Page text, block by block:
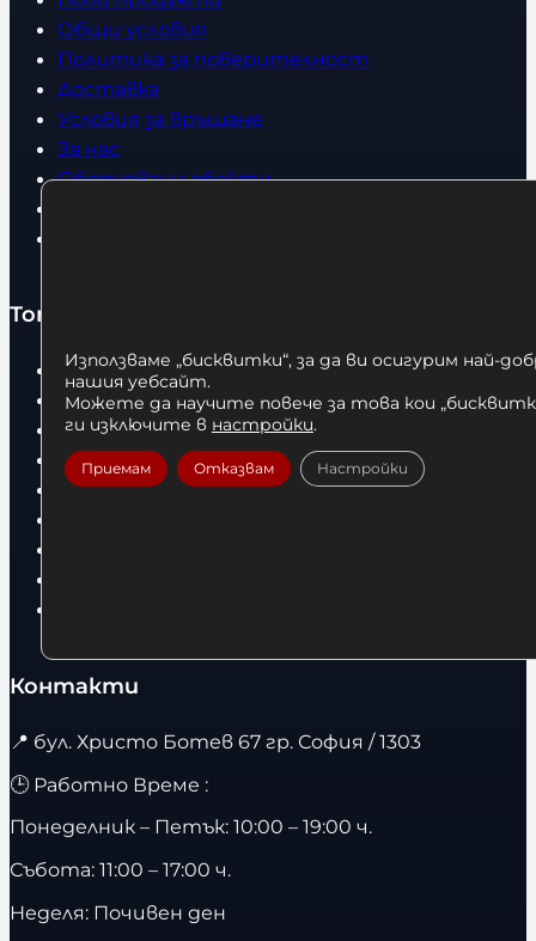
Общи условия
Политика за поверителност
Доставка
Условия за връщане
За нас
Оборудвани обекти
Топ категории
Бокс
Боксови чували
Боксови ръкавици
Дрехи
Детски дрехи
Контакти
📍 бул. Христо Ботев 67 гр. София / 1303
🕒 Работно Време :
Понеделник – Петък: 10:00 – 19:00 ч.
Събота: 11:00 – 17:00 ч.
Неделя: Почивен ден
Използваме „бисквитки“, за да ви осигурим най-
нашия уебсайт.
Можете да научите повече за това кои
ги изключите в настройки.
Приемам Отказвам Настройки